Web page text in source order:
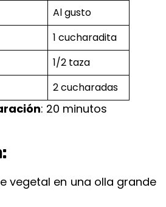
Al gusto
1 cucharadita
1/2 taza
2 cucharadas
: 20 minutos
vegetal en una olla grande